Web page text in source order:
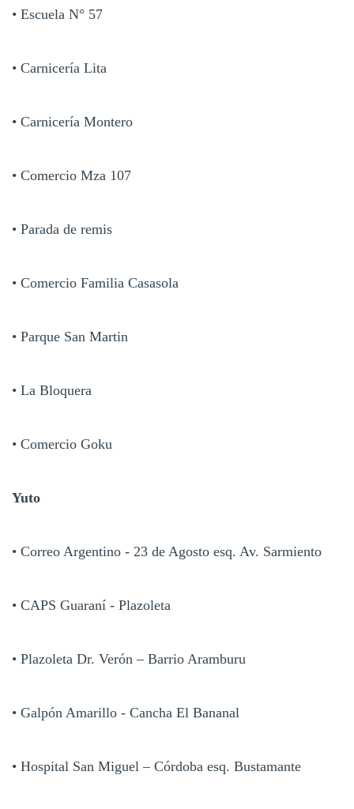
• Escuela N° 57
• Carnicería Lita
• Carnicería Montero
• Comercio Mza 107
• Parada de remis
• Comercio Familia Casasola
• Parque San Martin
• La Bloquera
• Comercio Goku
Yuto
• Correo Argentino - 23 de Agosto esq. Av. Sarmiento
• CAPS Guaraní - Plazoleta
• Plazoleta Dr. Verón – Barrio Aramburu
• Galpón Amarillo - Cancha El Bananal
• Hospital San Miguel – Córdoba esq. Bustamante